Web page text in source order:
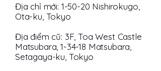
Địa chỉ mới: 1-50-20 Nishirokugo,
Ota-ku, Tokyo
Địa điểm cũ: 3F, Toa West Castle
Matsubara, 1-34-18 Matsubara,
Setagaya-ku, Tokyo